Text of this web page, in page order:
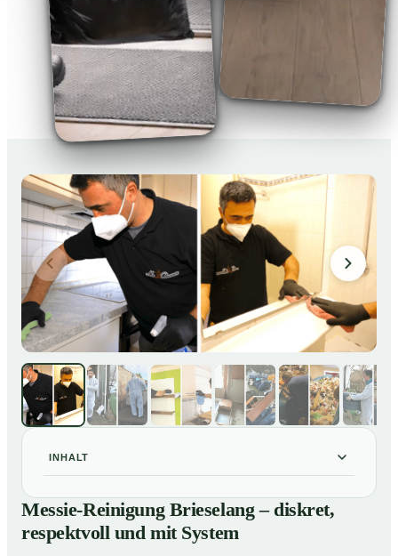
INHALT
Messie-Reinigung Brieselang – diskret, respektvoll und
mit System
Warum professionelle Hilfe bei einer Messie-Wohnung
Messie-Reinigung Brieselang – diskret,
respektvoll und mit System